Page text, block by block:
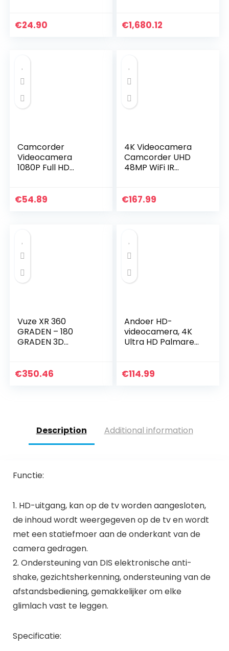
€24.90
opname, inclusief
€1,680.12
Camcorder
Videocamera
1080P Full HD
Nachtzicht 16x
€54.89
4K Videocamera
Camcorder UHD
48MP WiFi IR
Digitale Zoom
Stabilizer,Zonnekap
,Afstandsbediening,
2 Batterijen
€167.99
Vuze XR 360
GRADEN – 180
GRADEN 3D
€350.46
Andoer HD-
videocamera, 4K
Ultra HD Palmare
zoomcamera, 3,0
€114.99
Description Additional information
Functie:
1. HD-uitgang, kan op de tv worden aangesloten,
de inhoud wordt weergegeven op de tv en wordt
met een statiefmoer aan de onderkant van de
camera gedragen.
2. Ondersteuning van DIS elektronische anti-
shake, gezichtsherkenning, ondersteuning van de
afstandsbediening, gemakkelijker om elke
glimlach vast te leggen.
Specificatie: